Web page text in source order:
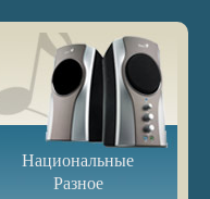
Национальные
Разное